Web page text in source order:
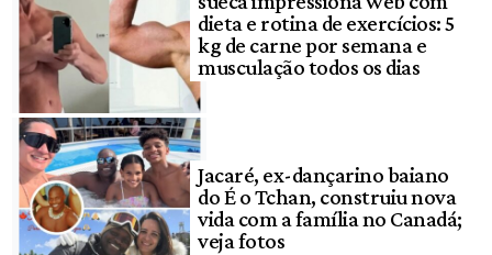
dieta e rotina de exercícios: 5
kg de carne por semana e
musculação todos os dias
Jacaré, ex-dançarino baiano
do É o Tchan, construiu nova
vida com a família no Canadá;
veja fotos